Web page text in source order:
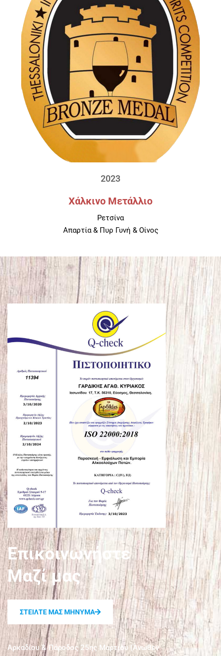
2023
Χάλκινο Μετάλλιο
Ρετσίνα
Απαρτία & Πυρ Γυνή & Οίνος
Επικοινωνήστε
Μαζί μας
ΣΤΕΙΛΤΕ ΜΑΣ ΜΗΝΥΜΑ
Αρκαδίου & Πάροδος 25ης Μαρτίου (Άνωθεν